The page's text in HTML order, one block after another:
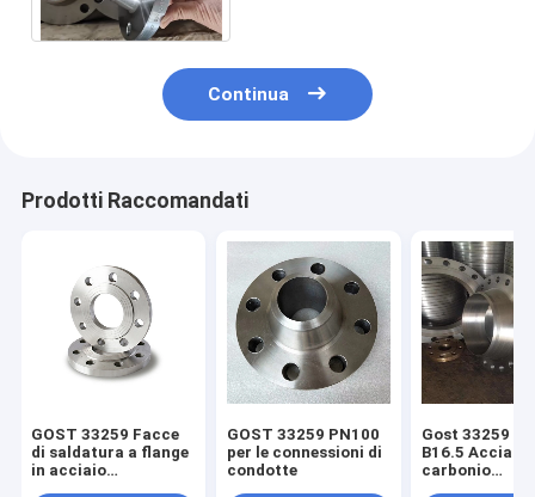
Continua
Prodotti Raccomandati
GOST 33259 Facce
di saldatura a flange
in acciaio
GOST 33259 PN100
per le connessioni di
condotte
Gost 33259
B16.5 Acciaio
carbonio